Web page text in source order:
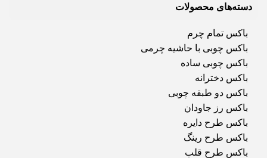
دسته‌های محصولات
باکس تمام چرم
باکس چوبی با حاشیه چرمی
باکس چوبی ساده
باکس دخترانه
باکس دو طبقه چوبی
باکس رز جاودان
باکس طرح دایره
باکس طرح رینگ
باکس طرح قلب